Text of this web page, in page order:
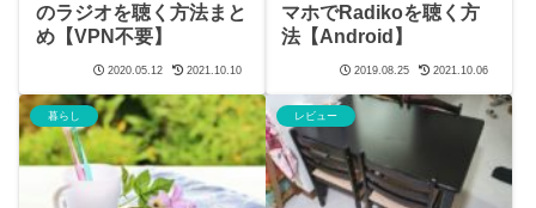
のラジオを聴く方法まと
め【VPN不要】
2020.05.12 2021.10.10
マホでRadikoを聴く方
法【Android】
2019.08.25 2021.10.06
暮らし レビュー